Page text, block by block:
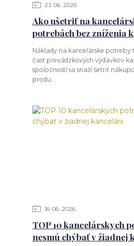
23 06 2026
Ako ušetriť na
potrebách bez zníženia
Náklady na kancelárske
časť prevádzkových výdavkov
spoločností sa snaží šetriť
produ...
16 06 2026
TOP 10 kancelárskych
nesmú chýbať v žiadnej